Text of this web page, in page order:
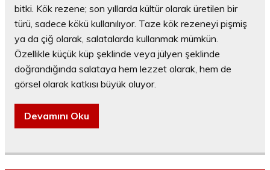
bitki. Kök rezene; son yıllarda kültür olarak üretilen bir
türü, sadece kökü kullanılıyor. Taze kök rezeneyi pişmiş
ya da çiğ olarak, salatalarda kullanmak mümkün.
Özellikle küçük küp şeklinde veya jülyen şeklinde
doğrandığında salataya hem lezzet olarak, hem de
görsel olarak katkısı büyük oluyor.
Devamını Oku